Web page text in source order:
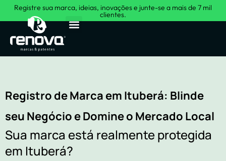
Registre sua marca, ideias, inovações e junte-se a mais de 7 mil
clientes.
Registro de Marca em Ituberá: Blinde
seu Negócio e Domine o Mercado Local
Sua marca está realmente protegida
em Ituberá?